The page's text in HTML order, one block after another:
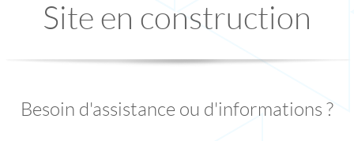
Site en construction
Besoin d'assistance ou d'informations ?